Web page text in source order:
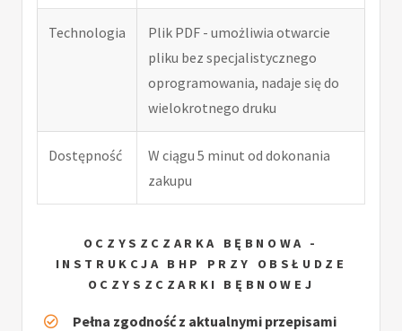
Technologia
Plik PDF - umożliwia otwarcie
pliku bez specjalistycznego
oprogramowania, nadaje się do
wielokrotnego druku
Dostępność
W ciągu 5 minut od dokonania
zakupu
OCZYSZCZARKA BĘBNOWA -
INSTRUKCJA BHP PRZY OBSŁUDZE
OCZYSZCZARKI BĘBNOWEJ
Pełna zgodność z aktualnymi przepisami